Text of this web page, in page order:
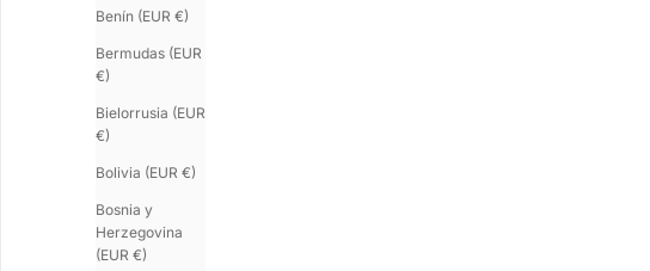
Benín (EUR €)
Bermudas (EUR
€)
Bielorrusia (EUR
€)
Bolivia (EUR €)
Bosnia y
Herzegovina
(EUR €)